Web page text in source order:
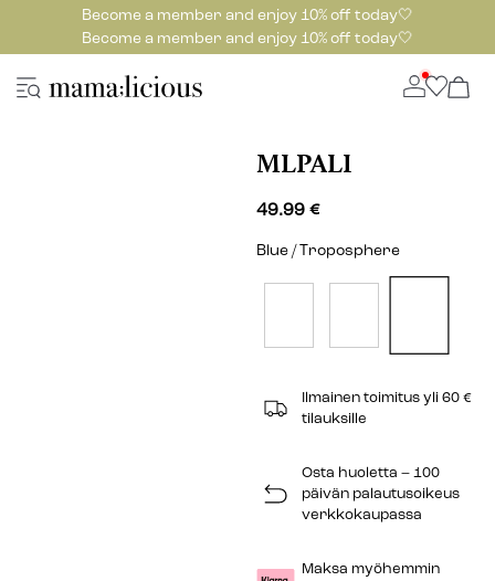
Become a member and enjoy 10% off today🤍
Become a member and enjoy 10% off today🤍
MLPALI
49.99 €
Blue / Troposphere
Ilmainen toimitus yli 60 €
tilauksille
Osta huoletta – 100
päivän palautusoikeus
verkkokaupassa
Maksa myöhemmin